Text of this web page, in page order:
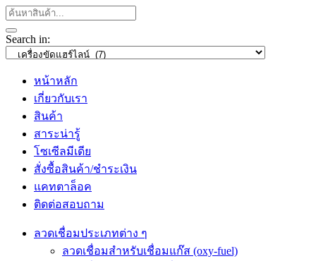
Search in:
หน้าหลัก
เกี่ยวกับเรา
สินค้า
สาระน่ารู้
โซเซีลมีเดีย
สั่งซื้อสินค้า/ชำระเงิน
แคทตาล็อค
ติดต่อสอบถาม
ลวดเชื่อมประเภทต่าง ๆ
ลวดเชื่อมสำหรับเชื่อมแก๊ส (oxy-fuel)